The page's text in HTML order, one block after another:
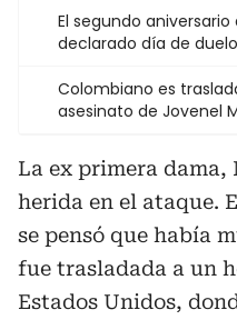
El segundo
declarado día de
Colombiano es
asesinato de Jovenel
La ex primera
herida en el ataque.
se pensó que había
fue trasladada a un
Estados Unidos,